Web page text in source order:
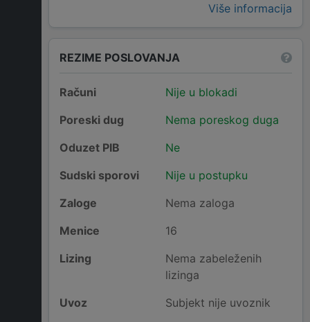
Više informacija
REZIME POSLOVANJA
Računi
Nije u blokadi
Poreski dug
Nema poreskog duga
Oduzet PIB
Ne
Sudski sporovi
Nije u postupku
Zaloge
Nema zaloga
Menice
16
Lizing
Nema zabeleženih
lizinga
Uvoz
Subjekt nije uvoznik